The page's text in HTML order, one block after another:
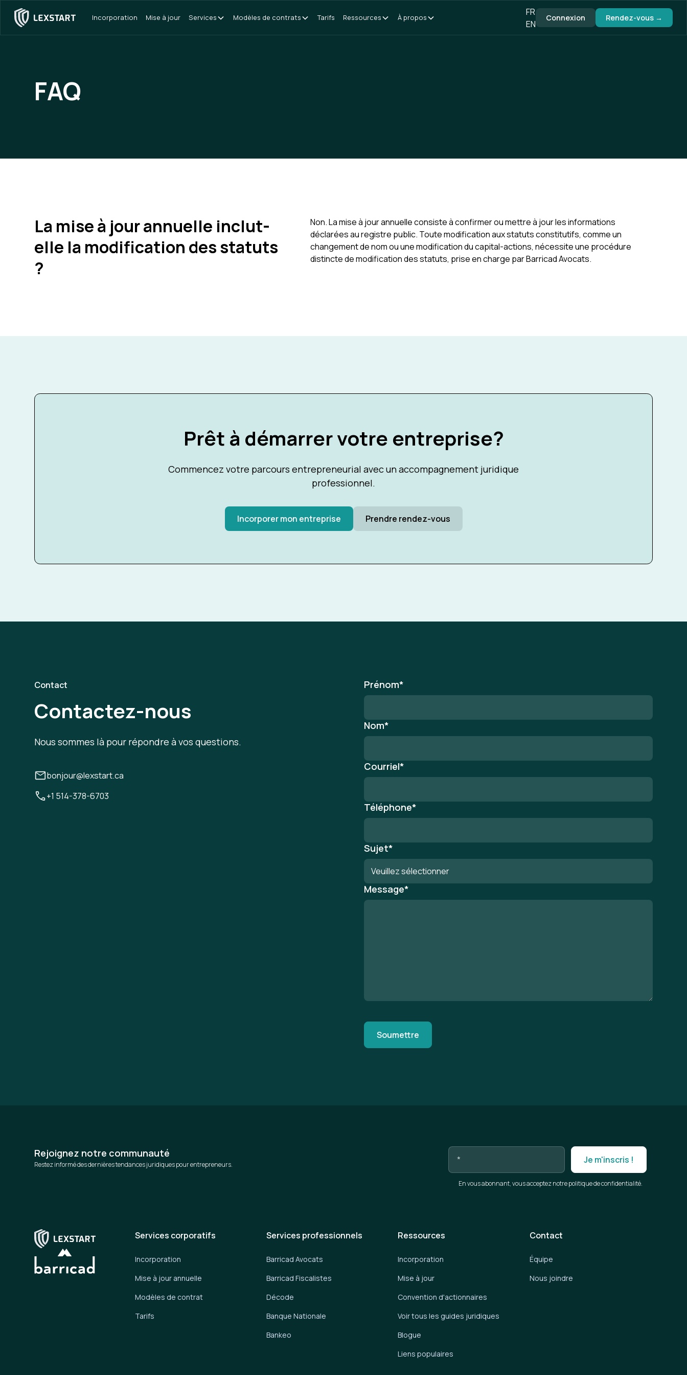
Incorporation Mise à jour Services Modèles de contrats Tarifs Ressources À propos
FR
EN
Connexion Rendez-vous →
FAQ
La mise à jour annuelle inclut-
elle la modification des statuts
?
Non. La mise à jour annuelle consiste à confirmer ou mettre à jour les informations
déclarées au registre public. Toute modification aux statuts constitutifs, comme un
changement de nom ou une modification du capital-actions, nécessite une procédure
distincte de modification des statuts, prise en charge par Barricad Avocats.
Prêt à démarrer votre entreprise?
Commencez votre parcours entrepreneurial avec un accompagnement juridique
professionnel.
Incorporer mon entreprise Prendre rendez-vous
Contact
Contactez-nous
Nous sommes là pour répondre à vos questions.
bonjour@lexstart.ca
+1 514-378-6703
Prénom*
Nom*
Courriel*
Téléphone*
Sujet*
Message*
Rejoignez notre communauté
Restez informé des dernières tendances juridiques pour entrepreneurs.
En vous abonnant, vous acceptez notre politique de confidentialité.
Services corporatifs
Incorporation
Mise à jour annuelle
Modèles de contrat
Tarifs
Services professionnels
Barricad Avocats
Barricad Fiscalistes
Décode
Banque Nationale
Bankeo
Ressources
Incorporation
Mise à jour
Convention d'actionnaires
Voir tous les guides juridiques
Blogue
Liens populaires
Contact
Équipe
Nous joindre